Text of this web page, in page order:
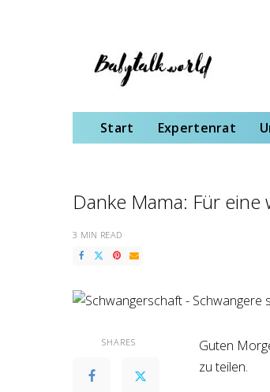
Start Expertenrat
Danke Mama: Für
3 MIN READ
SHARES
Guten
zu teilen.